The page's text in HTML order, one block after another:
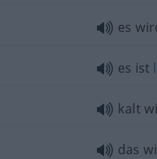
es
es ist
kalt
das